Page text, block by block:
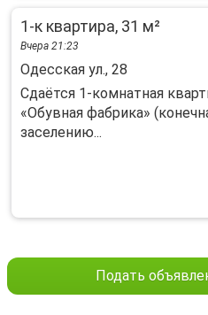
1-к квартира, 31 м²
Вчера 21:23
Одесская ул., 28
Сдaётся 1‑кoмнaтная
«Oбувная фабрикa»
зaceлению...
Подать